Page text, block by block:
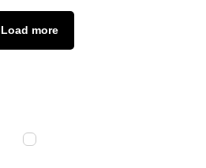
Load more